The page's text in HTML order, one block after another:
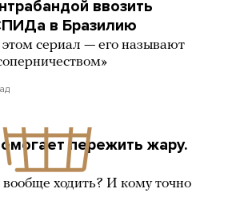
ввозить
в Бразилию
сериал — его называют
пережить жару.
ходить? И кому точно